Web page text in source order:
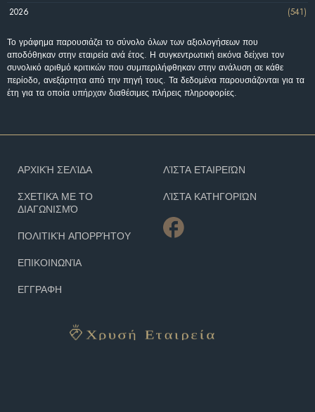
2026
(541)
Το γράφημα παρουσιάζει το σύνολο όλων των αξιολογήσεων που
αποδόθηκαν στην εταιρεία ανά έτος. Η συγκεντρωτική εικόνα δείχνει τον
συνολικό αριθμό κριτικών που συμπεριλήφθηκαν στην ανάλυση σε κάθε
περίοδο, ανεξάρτητα από την πηγή τους. Τα δεδομένα παρουσιάζονται για τα
έτη για τα οποία υπήρχαν διαθέσιμες πλήρεις πληροφορίες.
ΑΡΧΙΚΉ ΣΕΛΊΔΑ
ΣΧΕΤΙΚΆ ΜΕ ΤΟ
ΔΙΑΓΩΝΙΣΜΌ
ΠΟΛΙΤΙΚΉ ΑΠΟΡΡΉΤΟΥ
ΕΠΙΚΟΙΝΩΝΊΑ
ΕΓΓΡΑΦΗ
ΛΊΣΤΑ ΕΤΑΙΡΕΙΏΝ
ΛΊΣΤΑ ΚΑΤΗΓΟΡΙΏΝ